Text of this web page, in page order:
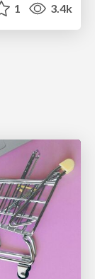
1 3.4k